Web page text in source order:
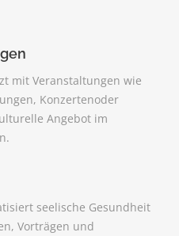
mit Veranstaltungen wie
Konzertenoder
Angebot im
seelische Gesundheit
Vorträgen und